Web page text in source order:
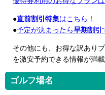
●直前割引特集はこちら！
●予定が決まったら早期割引
その他にも、お得な訳あり
を激安予約できる情報が満載
ゴルフ場名